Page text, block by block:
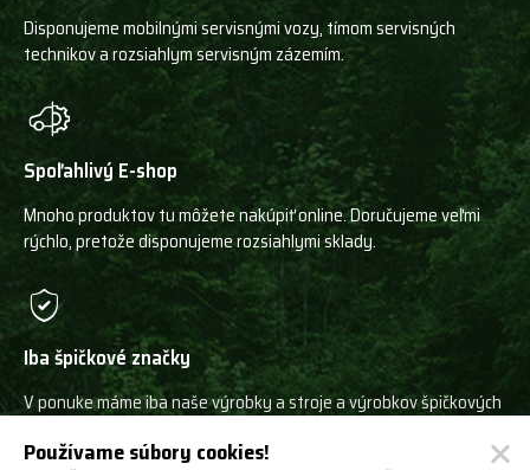
Disponujeme mobilnými servisnými vozy, tímom servisných
technikov a rozsiahlym servisným zázemím.
Spoľahlivý E-shop
Mnoho produktov tu môžete nakúpiť online. Doručujeme veľmi
rýchlo, pretože disponujeme rozsiahlymi sklady.
Iba špičkové značky
V ponuke máme iba naše výrobky a stroje a výrobkov špičkových
Používame súbory cookies!